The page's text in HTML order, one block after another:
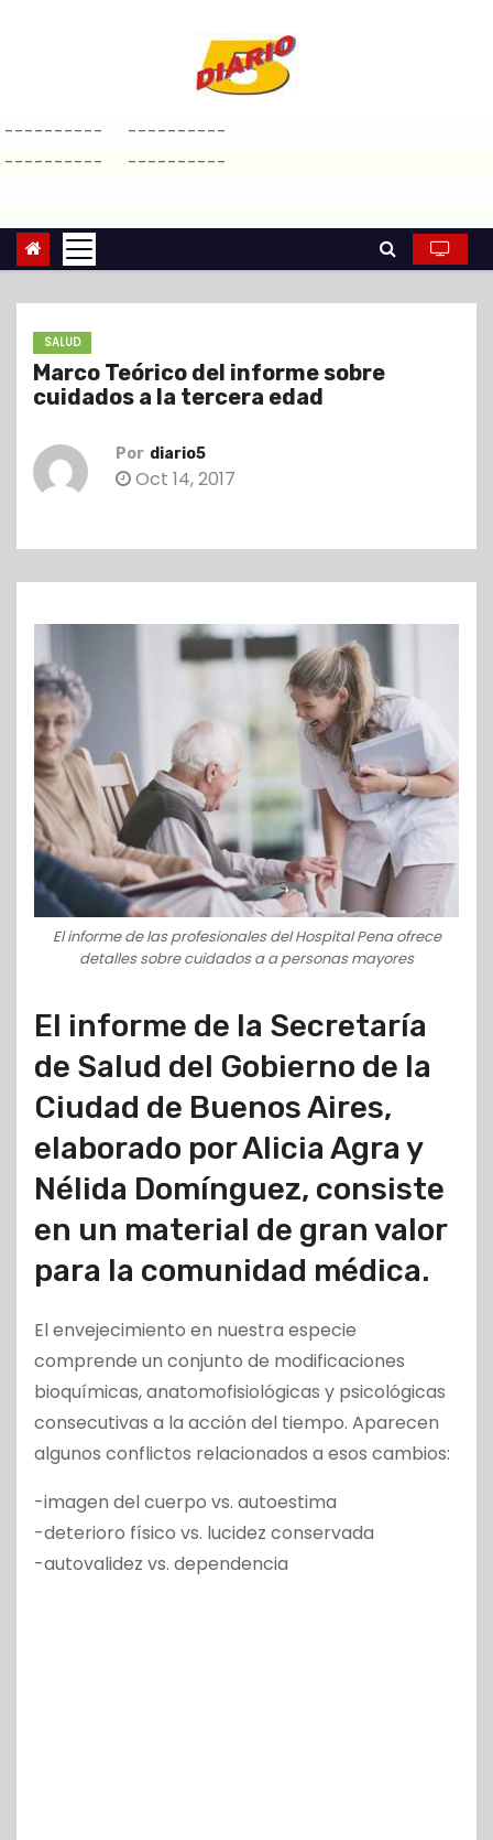
a
r
l
----------
----------
----------
----------
SALUD
Marco Teórico del informe sobre
cuidados a la tercera edad
Por diario5
Oct 14, 2017
El informe de las profesionales del Hospital Pena ofrece
detalles sobre cuidados a a personas mayores
El informe de la Secretaría
de Salud del Gobierno de la
Ciudad de Buenos Aires,
elaborado por Alicia Agra y
Nélida Domínguez, consiste
en un material de gran valor
para la comunidad médica.
El envejecimiento en nuestra especie
comprende un conjunto de modificaciones
bioquímicas, anatomofisiológicas y psicológicas
consecutivas a la acción del tiempo. Aparecen
algunos conflictos relacionados a esos cambios:
-imagen del cuerpo vs. autoestima
-deterioro físico vs. lucidez conservada
-autovalidez vs. dependencia